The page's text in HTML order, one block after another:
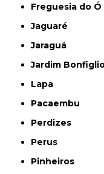
Freguesia do Ó
Jaguaré
Jaraguá
Jardim
Lapa
Pacaembu
Perdizes
Perus
Pinheiros